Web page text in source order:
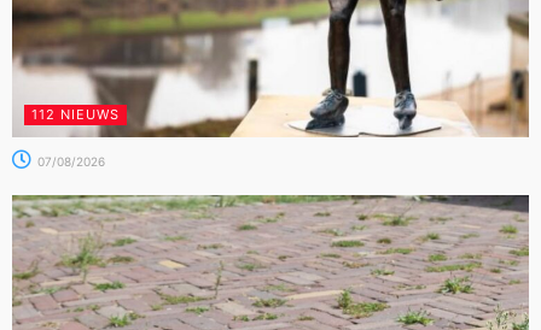
112 NIEUWS
07/08/2026